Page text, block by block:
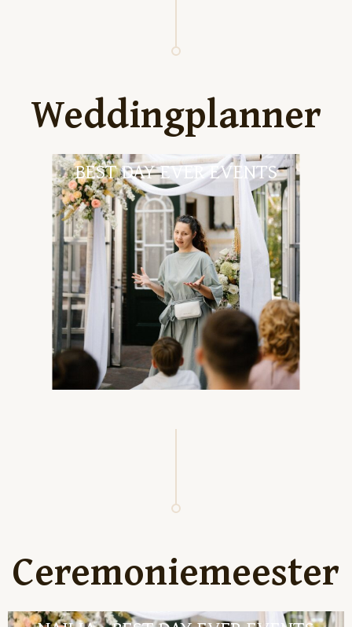
Weddingplanner
BEST DAY EVER EVENTS
Ceremoniemeester